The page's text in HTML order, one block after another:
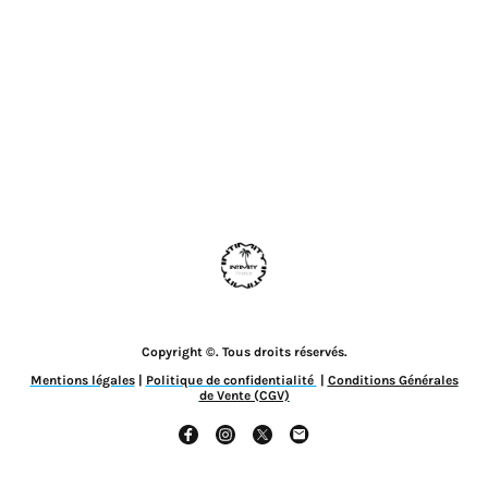
Copyright ©. Tous droits réservés.
Mentions légales| Politique de confidentialité | Conditions Générales
de Vente (CGV)